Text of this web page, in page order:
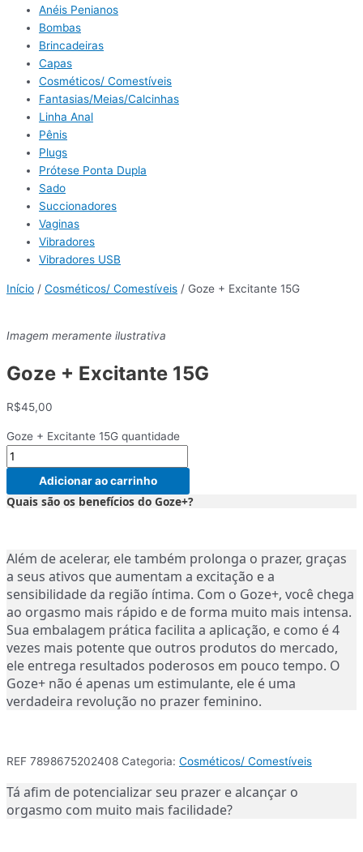
Anéis Penianos
Bombas
Brincadeiras
Capas
Cosméticos/ Comestíveis
Fantasias/Meias/Calcinhas
Linha Anal
Pênis
Plugs
Prótese Ponta Dupla
Sado
Succionadores
Vaginas
Vibradores
Vibradores USB
Início / Cosméticos/ Comestíveis / Goze + Excitante 15G
Imagem meramente ilustrativa
Goze + Excitante 15G
R$45,00
Goze + Excitante 15G quantidade
Adicionar ao carrinho
Quais são os benefícios do Goze+?
Além de acelerar, ele também prolonga o prazer, graças
a seus ativos que aumentam a excitação e a
sensibilidade da região íntima. Com o Goze+, você chega
ao orgasmo mais rápido e de forma muito mais intensa.
Sua embalagem prática facilita a aplicação, e como é 4
vezes mais potente que outros produtos do mercado,
ele entrega resultados poderosos em pouco tempo. O
Goze+ não é apenas um estimulante, ele é uma
verdadeira revolução no prazer feminino.
REF 7898675202408 Categoria: Cosméticos/ Comestíveis
Tá afim de potencializar seu prazer e alcançar o
orgasmo com muito mais facilidade?